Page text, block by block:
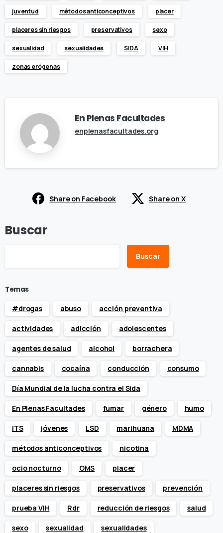
juventud métodos anticonceptivos placer
placeres sin riesgos preservativos sexo
sexualidad sexualidades SIDA VIH
zonas erógenas
En Plenas Facultades
enplenasfacultades.org
Share on Facebook Share on X
Buscar
Buscar
Temas
#drogas
abuso acción preventiva
actividades adicción adolescentes
agentes de salud alcohol borrachera
cannabis cocaína conducción consumo
Día Mundial de la lucha contra el Sida
En Plenas Facultades fumar género humo
ITS jóvenes LSD marihuana MDMA
métodos anticonceptivos nicotina
ocio nocturno OMS placer
placeres sin riesgos preservativos prevención
prueba VIH Rdr reducción de riesgos salud
sexo sexualidad sexualidades